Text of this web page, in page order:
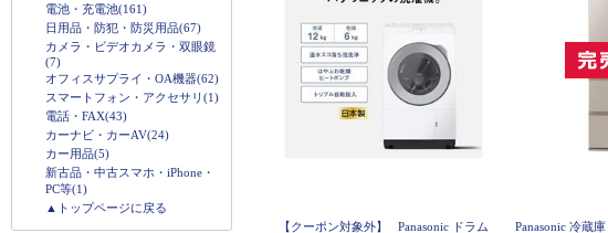
電池・充電池(161)
日用品・防犯・防災用品(67)
カメラ・ビデオカメラ・双眼鏡
(7)
オフィスサプライ・OA機器(62)
スマートフォン・アクセサリ(1)
電話・FAX(43)
カーナビ・カーAV(24)
カー用品(5)
新古品・中古スマホ・iPhone・
PC等(1)
▲トップページに戻る
【クーポン対象外】
Panasonic ドラム
Panasonic 冷蔵